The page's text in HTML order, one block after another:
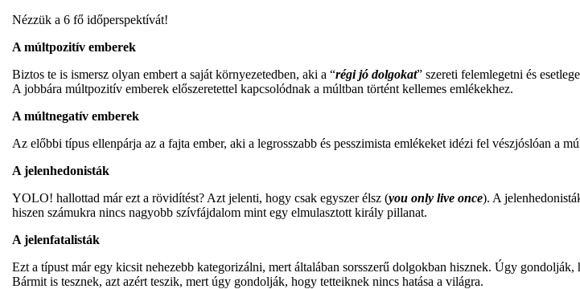
Nézzük a 6 fő időperspektívát!
A múltpozitív emberek
Biztos te is ismersz olyan embert a saját környezetedben, aki a “régi jó dolgokat” szereti felemlegetni és
A jobbára múltpozitív emberek előszeretettel kapcsolódnak a múltban történt kellemes emlékekhez.
A múltnegatív emberek
Az előbbi típus ellenpárja az a fajta ember, aki a legrosszabb és pesszimista emlékeket idézi fel vészjóslóan a
A jelenhedonisták
YOLO! hallottad már ezt a rövidítést? Azt jelenti, hogy csak egyszer élsz (you only live once). A
hiszen számukra nincs nagyobb szívfájdalom mint egy elmulasztott király pillanat.
A jelenfatalisták
Ezt a típust már egy kicsit nehezebb kategorizálni, mert általában sorsszerű dolgokban hisznek. Úgy
Bármit is tesznek, azt azért teszik, mert úgy gondolják, hogy tetteiknek nincs hatása a világra.